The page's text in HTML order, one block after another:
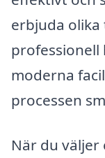
erbjuda olika
professionell
moderna
processen
När du